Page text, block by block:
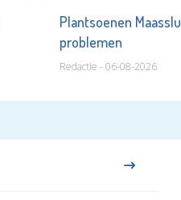
Plantsoenen
problemen
Redactie - 06-08-2026